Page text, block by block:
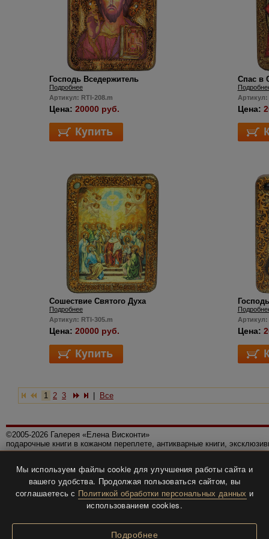
Господь Вседержитель
Подробнее
Артикул: RTI-208.m
Цена: 20000 руб.
Спас в
Артикул:
Цена:
Сошествие Святого Духа
Подробнее
Артикул: RTI-305.m
Цена: 20000 руб.
Артикул:
Цена:
1 2 3 Все
©2005-2026 Галерея «Елена Висконти»
подарочные книги в кожаном переплете, антикварные книги,
Политика конфиденциальности
Все права защищены.
Разработка и дизайнBTV-info.
Мы используем файлы cookie для улучшения работы сайта и
вашего удобства. Продолжая пользоваться сайтом, вы
соглашаетесь с Политикой обработки персональных данных и
использованием cookies.
Подробнее